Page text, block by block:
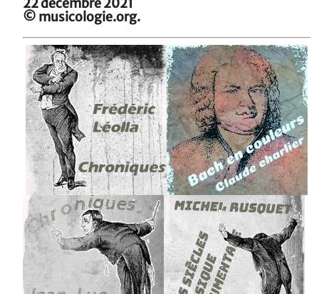
22 décembre 2021
© musicologie.org.